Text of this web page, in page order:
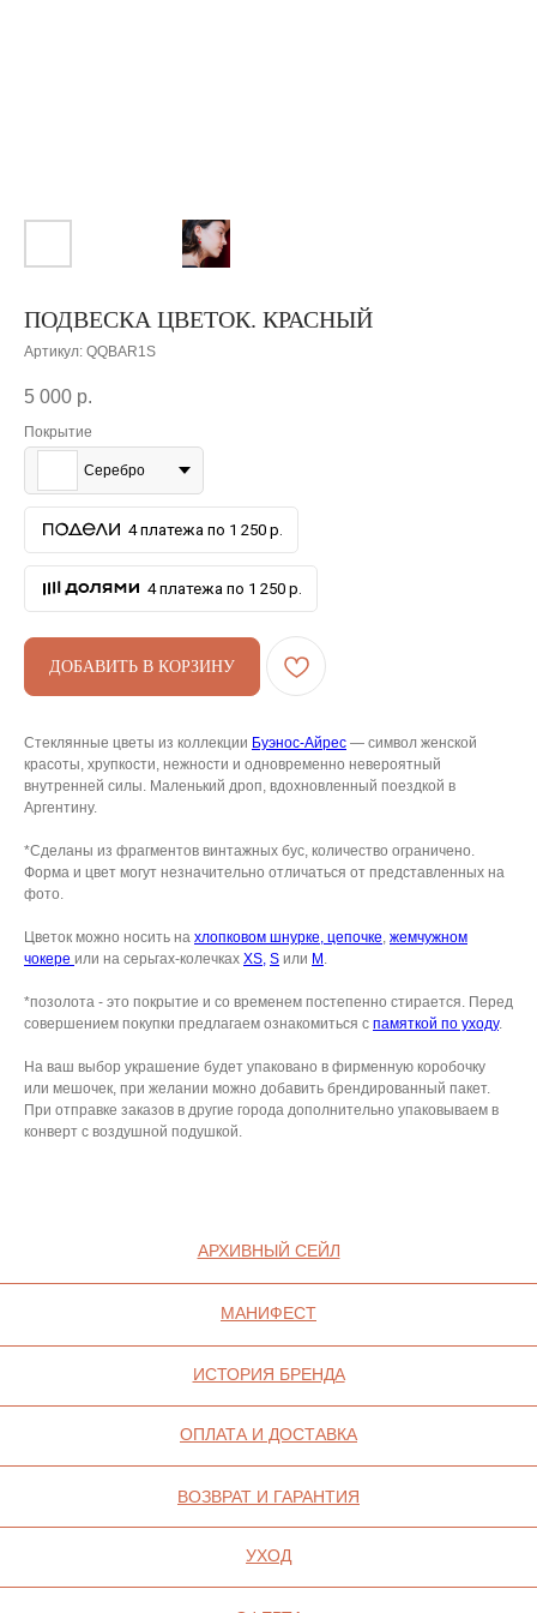
ПОДВЕСКА ЦВЕТОК. КРАСНЫЙ
Артикул: QQBAR1S
5 000 р.
Покрытие
Серебро
4 платежа по 1 250 р.
4 платежа по 1 250 р.
ДОБАВИТЬ В КОРЗИНУ
Стеклянные цветы из коллекции Буэнос-Айрес — символ женской
красоты, хрупкости, нежности и одновременно невероятный
внутренней силы. Маленький дроп, вдохновленный поездкой в
Аргентину.
*Сделаны из фрагментов винтажных бус, количество ограничено.
Форма и цвет могут незначительно отличаться от представленных на
фото.
Цветок можно носить на хлопковом шнурке, цепочке, жемчужном
чокере или на серьгах-колечках XS, S или M .
*позолота - это покрытие и со временем постепенно стирается. Перед
совершением покупки предлагаем ознакомиться с памяткой по уходу.
На ваш выбор украшение будет упаковано в фирменную коробочку
или мешочек, при желании можно добавить брендированный пакет.
При отправке заказов в другие города дополнительно упаковываем в
конверт с воздушной подушкой.
ДАННЫХ
КОНФИДЕНЦИАЛЬНОСТИ
ОФЕРТА
КОНТАКТЫ
ОПЛАТА И ДОСТАВКА
УХОД
МАНИФЕСТ
АРХИВНЫЙ СЕЙЛ
Оплата
Уход
Оферта